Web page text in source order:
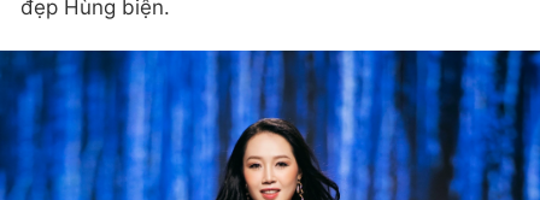
đẹp Hùng biện.